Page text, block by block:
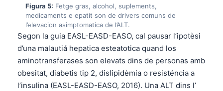
Figura 5: Fetge gras, alcohol, suplements,
medicaments e epatit son de drivers comuns de
l’elevacion asimptomatica de l’ALT.
Segon la guia EASL-EASD-EASO, cal pausar l’ipotèsi
d’una malautiá hepatica esteatotica quand los
aminotransferases son elevats dins de personas amb
obesitat, diabetis tip 2, dislipidèmia o resisténcia a
l’insulina (EASL-EASD-EASO, 2016). Una ALT dins l’
Esperanto
Frysk
Ślōnskŏ gŏdka
Norsk bokmål